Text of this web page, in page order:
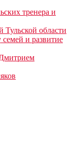
тренера и
Тульской области
и развитие